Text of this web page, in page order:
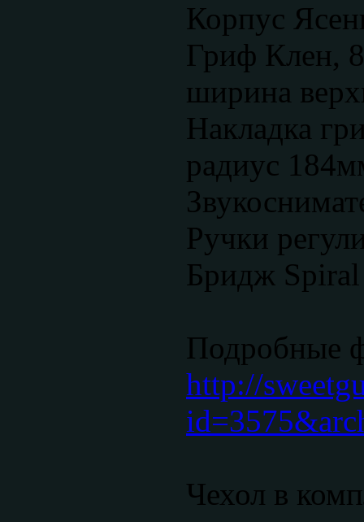
Корпус
Гриф Клен,
ширина
Накладка
радиус
Ручки
Бридж
Подробные
http://
Чехол в